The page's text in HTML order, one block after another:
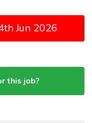
Jun 2026
this job?